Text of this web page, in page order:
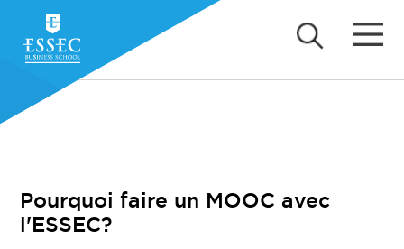
Pourquoi faire un MOOC avec
l'ESSEC?